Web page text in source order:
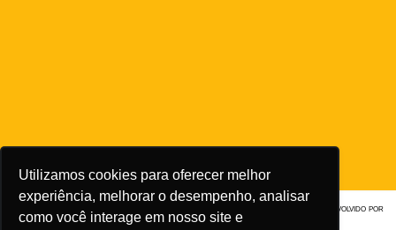
Utilizamos cookies para oferecer melhor
experiência, melhorar o desempenho, analisar
como você interage em nosso site e
2022 © Sianfer - Aço Inox e Alta Liga — todos os direitos reservados | desenvolvido por